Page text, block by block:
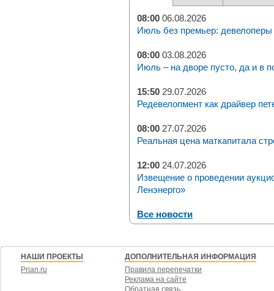
08:00 06.08.2026
Июль без премьер: девелоперы
08:00 03.08.2026
Июль – на дворе пусто, да и в
15:50 29.07.2026
Редевелопмент как драйвер
08:00 27.07.2026
Реальная цена маткапитала
12:00 24.07.2026
Извещение о проведении
Ленэнерго»
Все новости
НАШИ ПРОЕКТЫ
Prian.ru
ДОПОЛНИТЕЛЬНАЯ ИНФОРМАЦИЯ
Правила перепечатки
Реклама на сайте
Обратная связь